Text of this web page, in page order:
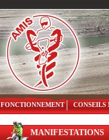
FONCTIONNEMENT CONSEILS
MANIFESTATIONS